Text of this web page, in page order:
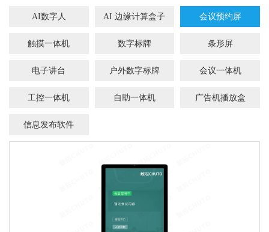
AI数字人 AI 边缘计算盒子 会议预约屏
触摸一体机 数字标牌 条形屏
电子讲台 户外数字标牌 会议一体机
工控一体机 自助一体机 广告机播放盒
信息发布软件